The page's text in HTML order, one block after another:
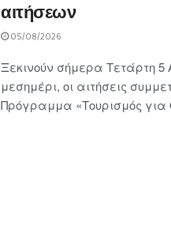
αιτήσεων
05/08/2026
Ξεκινούν σήμερα Τετάρτη 5
μεσημέρι, οι αιτήσεις
Πρόγραμμα «Τουρισμός για